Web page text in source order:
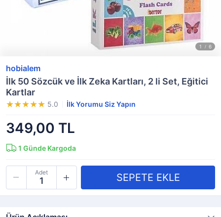
hobialem
İlk 50 Sözcük ve İlk Zeka Kartları, 2 li Set, Eğitici
Kartlar
5.0 İlk Yorumu Siz Yapın
349,00 TL
1 Günde Kargoda
Adet